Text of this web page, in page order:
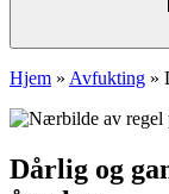
Hjem » Avfukting »
Dårlig og